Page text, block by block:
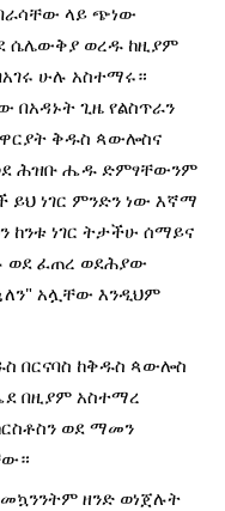
ላይ ጭነው
ወረዱ ከዚያም
ሁሉ አስተማሩ።
በአዳኑት ጊዜ የልስጥራን
ቅዱስ ጳውሎስና
ሕዝቡ ሔዱ ድምፃቸውንም
ይህ ነገር ምንድን ነው እኛማ
ከንቱ ነገር ትታችሁ ሰማይና
ወደ ፈጠረ ወደሕያው
አሏቸው እንዲህም
በርናባስ ከቅዱስ ጳውሎስ
በዚያም አስተማረ
ወደ ማመን
ዘንድ ወነጀሉት